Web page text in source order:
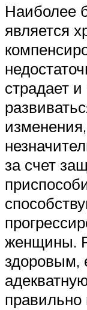
Наиболее
является
страдает
за счет
женщины.
здоровым,
правильно